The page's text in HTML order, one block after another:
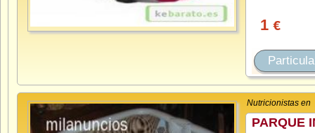
1 €
Nutricionistas en
PARQUE